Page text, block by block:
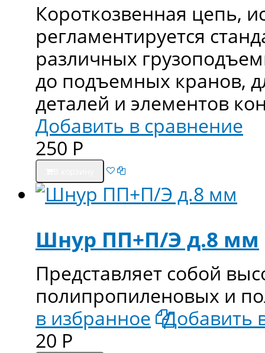
Короткозвенная цепь,
регламентируется
различных
до подъемных кранов,
деталей и элементов
Добавить в сравнение
250 Р
Шнур ПП+П/Э д.8 мм
Представляет собой
полипропиленовых и
в избранное Добавить
20 Р